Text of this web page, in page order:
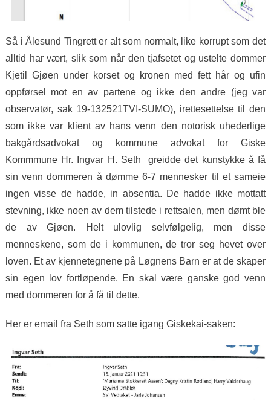
Så i Ålesund Tingrett er alt som normalt, like korrupt som det
alltid har vært, slik som når den tjafsetet og ustelte dommer
Kjetil Gjøen under korset og kronen med fett hår og ufin
oppførsel mot en av partene og ikke den andre (jeg var
observatør, sak 19-132521TVI-SUMO), irettesettelse til den
som ikke var klient av hans venn den notorisk uhederlige
bakgårdsadvokat og kommune advokat for Giske
Kommmune Hr. Ingvar H. Seth greidde det kunstykke å få
sin venn dommeren å dømme 6-7 mennesker til et sameie
ingen visse de hadde, in absentia. De hadde ikke mottatt
stevning, ikke noen av dem tilstede i rettsalen, men dømt ble
de av Gjøen. Helt ulovlig selvfølgelig, men disse
menneskene, som de i kommunen, de tror seg hevet over
loven. Et av kjennetegnene på Løgnens Barn er at de skaper
sin egen lov fortløpende. En skal være ganske god venn
med dommeren for å få til dette.
Her er email fra Seth som satte igang Giskekai-saken: